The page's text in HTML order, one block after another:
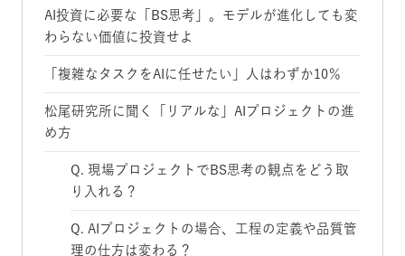
AI投資に必要な「BS思考」。モデルが進化しても変
わらない価値に投資せよ
「複雑なタスクをAIに任せたい」人はわずか10％
松尾研究所に聞く「リアルな」AIプロジェクトの進
め方
Q. 現場プロジェクトでBS思考の観点をどう取
り入れる？
Q. AIプロジェクトの場合、工程の定義や品質管
理の仕方は変わる？